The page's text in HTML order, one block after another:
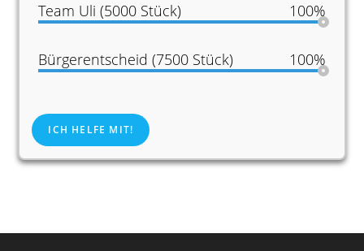
Team Uli (5000 Stück) 100%
Bürgerentscheid (7500 Stück) 100%
ICH HELFE MIT!